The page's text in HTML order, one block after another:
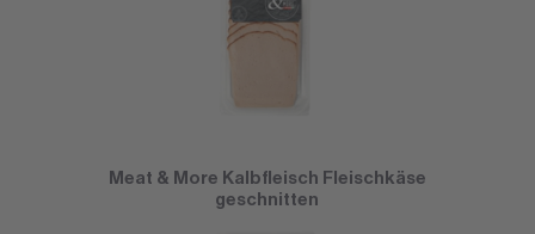
Meat & More Kalbfleisch Fleischkäse
geschnitten